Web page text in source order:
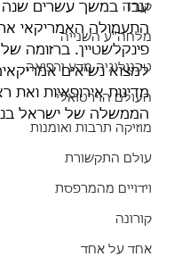
קנדה
מלחה"ע השנייה
טכנולוגיה מדע ורפואה
העולם הוירטואלי
מוזיקה תרבות ואומנות
עולם התקשורת
וידויים מהמרפסת
קורונה
אחד על אחד
עבד במשך עשרים שנה
התעמולה האמריקאי
פינקלשטיין. ברזומה
למצוא נשיאים
מדינות אירופאיות ואת
הממשלה של ישראל